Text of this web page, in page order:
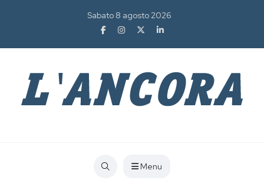
Sabato 8 agosto 2026
Menu